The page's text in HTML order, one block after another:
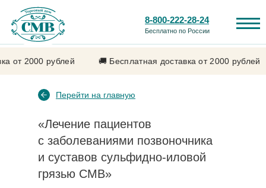
Каталог продукции Лечебные свойства
8-800-222-28-24
Бесплатно по России
от 2000 рублей 🚚 Бесплатная доставка от 2000 рублей
«Лечение пациентов
с заболеваниями позвоночника
и суставов сульфидно-иловой
грязью СМВ»
Перейти на главную